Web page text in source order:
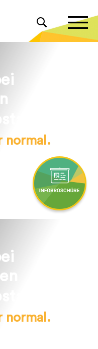
normal.
normal.